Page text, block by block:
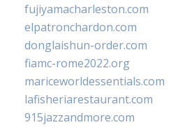
fujiyamacharleston.com
elpatronchardon.com
donglaishun-order.com
fiamc-rome2022.org
mariceworldessentials.com
lafisheriarestaurant.com
915jazzandmore.com